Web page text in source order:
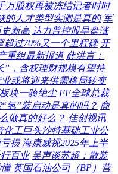
万股权再被冻结记者时时
的人才类型实测是真的 军
新高 达力普控股早盘涨
超过70%又一个里程碑 开
重组最新报道 薛洪言：
”，含权理财规模有望持
或将迎来供需格局转变
块一骑绝尘 FF全球总裁
氢”装启动是真的吗？ 商
做真的好么？ 佳创视讯
化工巨头沙特基础工业公
损 海康威视2025年上半
百业 吴声谈苏超：散装
英国石油公司（BP）营